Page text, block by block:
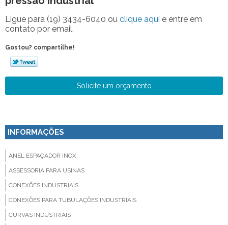
Ligue para (19) 3434-6040 ou clique aqui e entre em
contato por email.
Gostou? compartilhe!
Solicite um orçamento
INFORMAÇÕES
ANEL ESPAÇADOR INOX
ASSESSORIA PARA USINAS
CONEXÕES INDUSTRIAIS
CONEXÕES PARA TUBULAÇÕES INDUSTRIAIS
CURVAS INDUSTRIAIS